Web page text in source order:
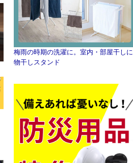
梅雨の時期の洗濯に。室内・部屋干しに
物干しスタンド